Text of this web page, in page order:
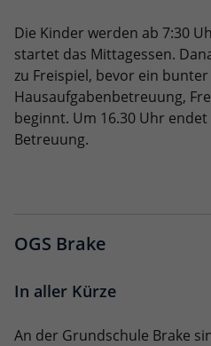
Die Kinder werden ab 7:30
startet das Mittagessen.
zu Freispiel, bevor ein bunter
Hausaufgabenbetreuung,
beginnt. Um 16.30 Uhr
Betreuung.
OGS Brake
In aller Kürze
An der Grundschule Brake